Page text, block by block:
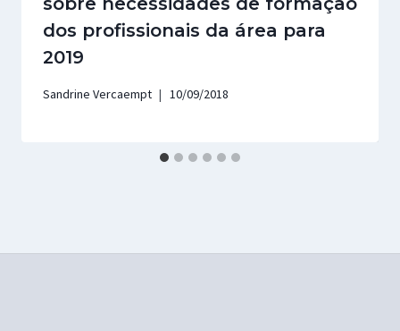
dos profissionais da área para
2019
Sandrine Vercaempt 10/09/2018